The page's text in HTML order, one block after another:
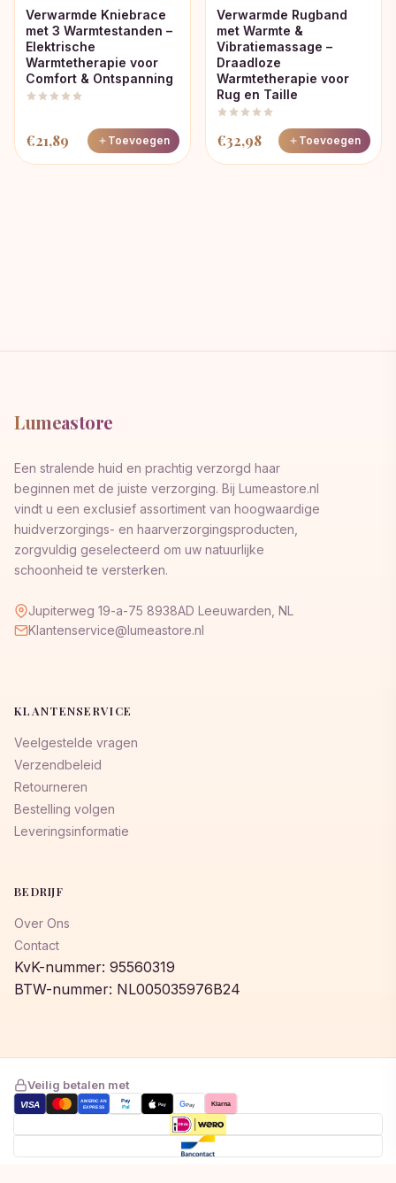
Verwarmde Kniebrace
met 3 Warmtestanden –
Elektrische
Warmtetherapie voor
Comfort & Ontspanning
€21,89 Toevoegen
Verwarmde Rugband
met Warmte &
Vibratiemassage –
Draadloze
Warmtetherapie voor
Rug en Taille
€32,98 Toevoegen
Lumeastore
Een stralende huid en prachtig verzorgd haar
beginnen met de juiste verzorging. Bij Lumeastore.nl
vindt u een exclusief assortiment van hoogwaardige
huidverzorgings- en haarverzorgingsproducten,
zorgvuldig geselecteerd om uw natuurlijke
schoonheid te versterken.
Jupiterweg 19-a-75 8938AD Leeuwarden, NL
Klantenservice@lumeastore.nl
KLANTENSERVICE
Veelgestelde vragen
Verzendbeleid
Retourneren
Bestelling volgen
Leveringsinformatie
BEDRIJF
Over Ons
Contact
KvK-nummer: 95560319
BTW-nummer: NL005035976B24
Veilig betalen met
VISA
AMERICAN
EXPRESS
Pay
Pal Pay GPay Klarna